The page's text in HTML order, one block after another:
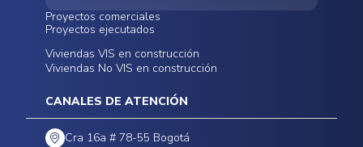
Proyectos comerciales
Funza
Infinitum Zentral
Bodegas - ALMAX
Centro Comercial
Proyectos ejecutados
Conoce nuestros
proyectos ejecutados
Viviendas VIS en construcción
Viviendas No VIS en construcción
CANALES DE ATENCIÓN
Cra 16a # 78-55 Bogotá